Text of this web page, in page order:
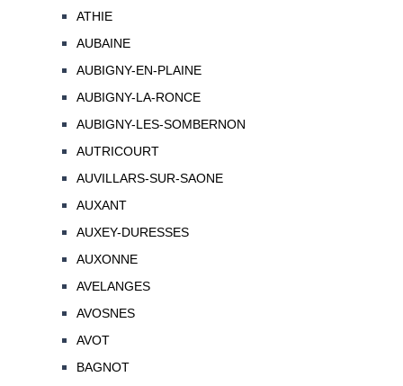
ATHIE
AUBAINE
AUBIGNY-EN-PLAINE
AUBIGNY-LA-RONCE
AUBIGNY-LES-SOMBERNON
AUTRICOURT
AUVILLARS-SUR-SAONE
AUXANT
AUXEY-DURESSES
AUXONNE
AVELANGES
AVOSNES
AVOT
BAGNOT